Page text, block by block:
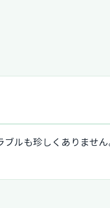
ルも珍しくありませ